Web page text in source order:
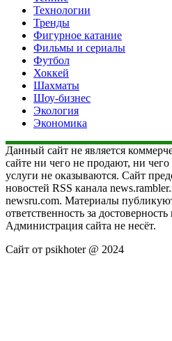
Технологии
Тренды
Фигурное катание
Фильмы и сериалы
Футбол
Хоккей
Шахматы
Шоу-бизнес
Экология
Экономика
Данный сайт не является
сайте ни чего не продают, ни
услуги не оказываются. Сайт
новостей RSS канала
newsru.com. Материалы
ответственность за
Администрация сайта не несёт.
Сайт от psikhoter @ 2024